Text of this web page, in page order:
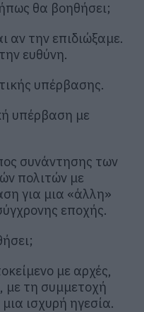
θα βοηθήσει;
αν την επιδιώξαμε.
ευθύνη.
υπέρβασης.
υπέρβαση με
συνάντησης των
πολιτών με
για μια «άλλη»
εποχής.
με αρχές,
με τη συμμετοχή
ισχυρή ηγεσία.